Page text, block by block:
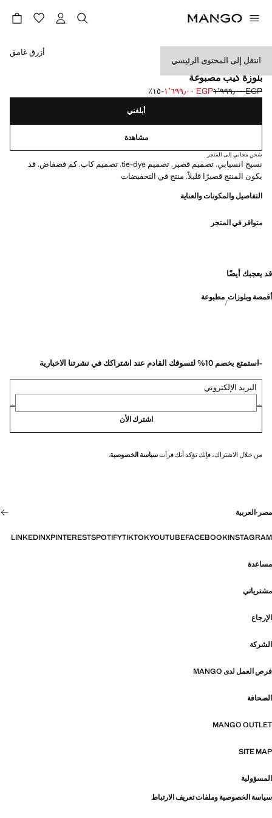
انتقل إلى المحتوى الرئيسي
EVENTS
بلوزة كيب مصبوغة
السعر الأول محذوف [EGP ١٬٩٩٩٫٠٠ ]
EGP ١٬٩٩٩٫٠٠
السعر الحالي [EGP ١٬٦٩٩٫٠٠ ] EGP ١٬٦٩٩٫٠٠ ؜-١٥٪؜
حدد اللون
أزرق غامق
أبلغني
مشاهدة
شحن مجاني إلى المتجر
نسيج انسيابي. تصميم قصير. تصميم tie-dye. تصميم كاب. كم فضفاض. قد
يكون المنتج قصيرًا قليلاً. منتج في التخفيضات
التفاصيل والمكونات والعناية
متوافر في المتجر
قد يعجبك أيضًا
أقمصة وبلوزات مطبوعة
-استمتع بخصم 10% لتسوقك القادم عند اشتراكك في نشرتنا الاخبارية
البريد الإلكتروني
اشترك الأن
من خلال الاشتراك، فإنك تؤكد أنك قرأتسياسة الخصوصية.
مصر ·العربية
INSTAGRAM
FACEBOOK
YOUTUBE
TIKTOK
SPOTIFY
PINTEREST
X
LINKEDIN
مساعدة
مشترياتي
الإرجاع
الشركة
فرص العمل لدى MANGO
الصحافة
MANGO OUTLET
SITE MAP
المسؤولية
سياسة الخصوصية وملفات تعريف الارتباط